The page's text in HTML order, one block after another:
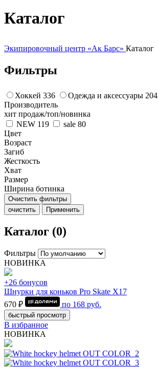
Каталог
Экипировочный центр «Ак Барс» Каталог
Фильтры
Хоккей 336 Одежда и аксессуары 204
Производитель
хит продаж/топ/новинка
NEW 119 sale 80
Цвет
Возраст
Загиб
Жесткость
Хват
Размер
Ширина ботинка
Очистить фильтры
очистить
Применить
Каталог (0)
Фильтры
НОВИНКА
+26 бонусов
Шнурки для коньков Pro Skate Х17
670 ₽
по 168 руб.
быстрый просмотр
В избранное
НОВИНКА